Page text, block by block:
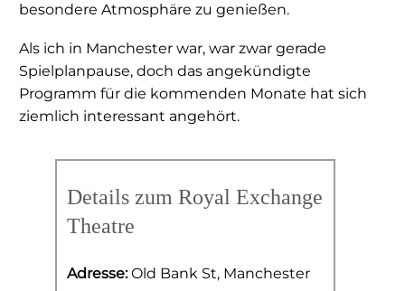
besondere Atmosphäre zu genießen.
Als ich in Manchester war, war zwar gerade
Spielplanpause, doch das angekündigte
Programm für die kommenden Monate hat sich
ziemlich interessant angehört.
Details zum Royal Exchange
Theatre
Adresse:Old Bank St, Manchester